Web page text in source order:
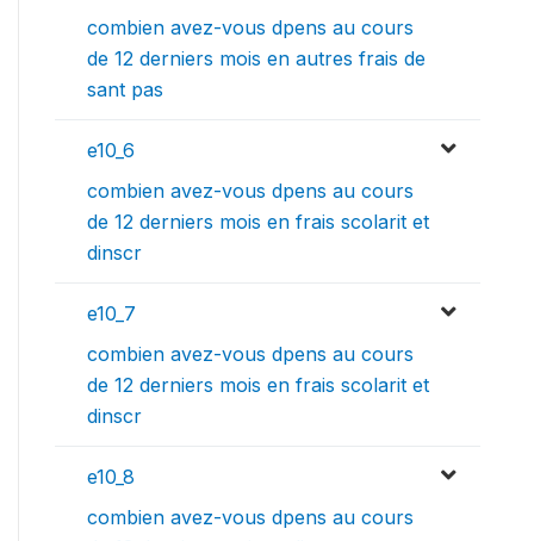
combien avez-vous dpens au cours
de 12 derniers mois en autres frais de
sant pas
e10_6
combien avez-vous dpens au cours
de 12 derniers mois en frais scolarit et
dinscr
e10_7
combien avez-vous dpens au cours
de 12 derniers mois en frais scolarit et
dinscr
e10_8
combien avez-vous dpens au cours